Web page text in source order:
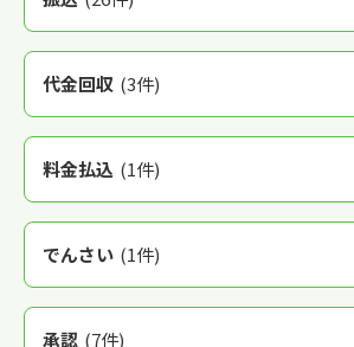
代金回収 (3件)
料金払込 (1件)
でんさい (1件)
承認 (7件)